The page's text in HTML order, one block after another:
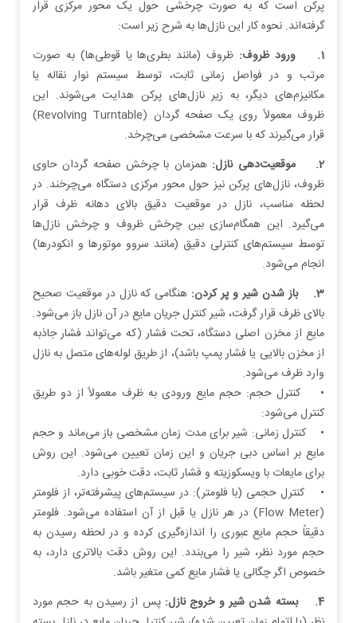
پرکن است که به صورت چرخشی حول یک محور مرکزی قرار
گرفته‌اند. نحوه کار این نازل‌ها به شرح زیر است:
1. ورود ظروف:
ظروف (مانند بطری‌ها یا قوطی‌ها) به صورت
مرتب و در فواصل زمانی ثابت، توسط سیستم نوار نقاله یا
مکانیزم‌های دیگر، به زیر نازل‌های پرکن هدایت می‌شوند. این
ظروف معمولاً روی یک صفحه گردان (Revolving Turntable)
قرار می‌گیرند که با سرعت مشخصی می‌چرخد.
2. موقعیت‌دهی نازل:
همزمان با چرخش صفحه گردان حاوی
ظروف، نازل‌های پرکن نیز حول محور مرکزی دستگاه می‌چرخند. در
لحظه مناسب، نازل در موقعیت دقیق بالای دهانه ظرف قرار
می‌گیرد. این همگام‌سازی بین چرخش ظروف و چرخش نازل‌ها
توسط سیستم‌های کنترلی دقیق (مانند سروو موتورها و انکودرها)
انجام می‌شود.
3. باز شدن شیر و پر کردن:
هنگامی که نازل در موقعیت صحیح
بالای ظرف قرار گرفت، شیر کنترل جریان مایع در آن نازل باز می‌شود.
مایع از مخزن اصلی دستگاه، تحت فشار (که می‌تواند فشار جاذبه
از مخزن بالایی یا فشار پمپ باشد)، از طریق لوله‌های متصل به نازل
وارد ظرف می‌شود.
• کنترل حجم: حجم مایع ورودی به ظرف معمولاً از دو طریق
کنترل می‌شود:
• کنترل زمانی: شیر برای مدت زمان مشخصی باز می‌ماند و حجم
مایع بر اساس دبی جریان و این زمان تعیین می‌شود. این روش
برای مایعات با ویسکوزیته و فشار ثابت، دقت خوبی دارد.
• کنترل حجمی (با فلومتر): در سیستم‌های پیشرفته‌تر، از فلومتر
(Flow Meter) در هر نازل یا قبل از آن استفاده می‌شود. فلومتر
دقیقاً حجم مایع عبوری را اندازه‌گیری کرده و در لحظه رسیدن به
حجم مورد نظر، شیر را می‌بندد. این روش دقت بالاتری دارد، به
خصوص اگر چگالی یا فشار مایع کمی متغیر باشد.
4. بسته شدن شیر و خروج نازل:
پس از رسیدن به حجم مورد